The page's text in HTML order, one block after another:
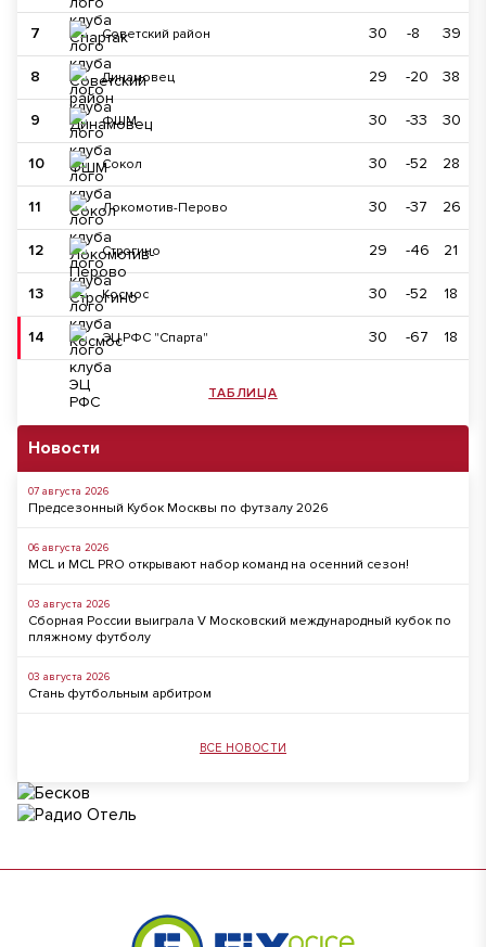
7 Советский район 30 -8 39
8 Динамовец 29 -20 38
9 ФШМ 30 -33 30
10 Сокол 30 -52 28
11 Локомотив-Перово 30 -37 26
12 Строгино 29 -46 21
13 Космос 30 -52 18
14 ЭЦ РФС "Спарта" 30 -67 18
ТАБЛИЦА
Новости
07 августа 2026
Предсезонный Кубок Москвы по футзалу 2026
06 августа 2026
MCL и MCL PRO открывают набор команд на осенний сезон!
03 августа 2026
Сборная России выиграла V Московский международный кубок по
пляжному футболу
03 августа 2026
Стань футбольным арбитром
ВСЕ НОВОСТИ